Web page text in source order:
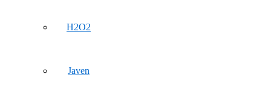
H2O2
Javen